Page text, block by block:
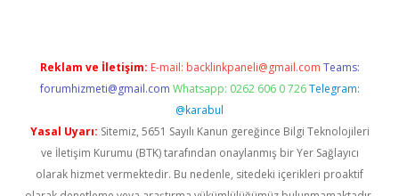
Reklam ve İletişim: E-mail: backlinkpaneli@gmail.com Teams:
forumhizmeti@gmail.com Whatsapp: 0262 606 0 726 Telegram:
@karabul
Yasal Uyarı: Sitemiz, 5651 Sayılı Kanun gereğince Bilgi Teknolojileri
ve İletişim Kurumu (BTK) tarafından onaylanmış bir Yer Sağlayıcı
olarak hizmet vermektedir. Bu nedenle, sitedeki içerikleri proaktif